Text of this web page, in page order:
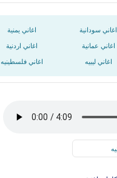
اغاني سودانية اغاني يمنية
اغاني عمانية اغاني اردنية
اغاني ليبيه اغاني فلسطينيه